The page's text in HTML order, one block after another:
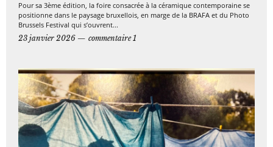
Pour sa 3ème édition, la foire consacrée à la céramique contemporaine se
positionne dans le paysage bruxellois, en marge de la BRAFA et du Photo
Brussels Festival qui s’ouvrent...
23 janvier 2026
commentaire 1